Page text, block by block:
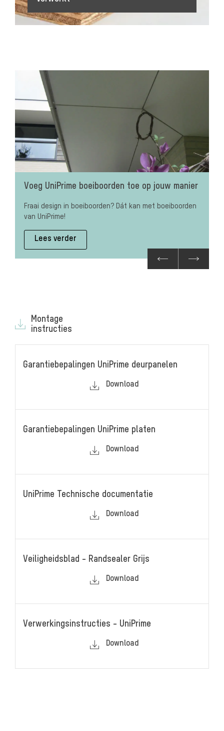
Voeg UniPrime boeiboorden toe op jouw manier
Fraai design in boeiboorden? Dát kan met boeiboorden
van UniPrime!
Lees verder
Montage
instructies
Garantiebepalingen UniPrime deurpanelen
Download
Garantiebepalingen UniPrime platen
Download
UniPrime Technische documentatie
Download
Veiligheidsblad - Randsealer Grijs
Download
Verwerkingsinstructies - UniPrime
Download